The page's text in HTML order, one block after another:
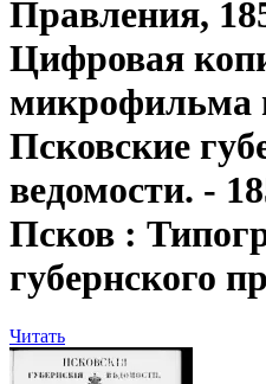
Правления,
Цифровая
микрофильма
Псковские
ведомости. -
Псков :
губернского
Читать